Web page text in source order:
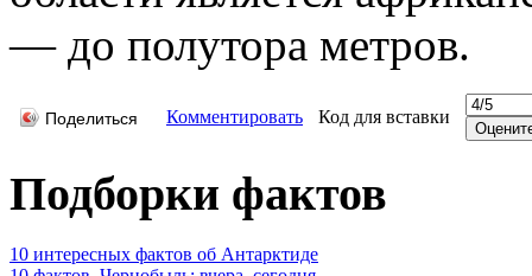
— до полутора метров.
Поделиться Комментировать Код для вставки
Подборки фактов
10 интересных фактов об Антарктиде